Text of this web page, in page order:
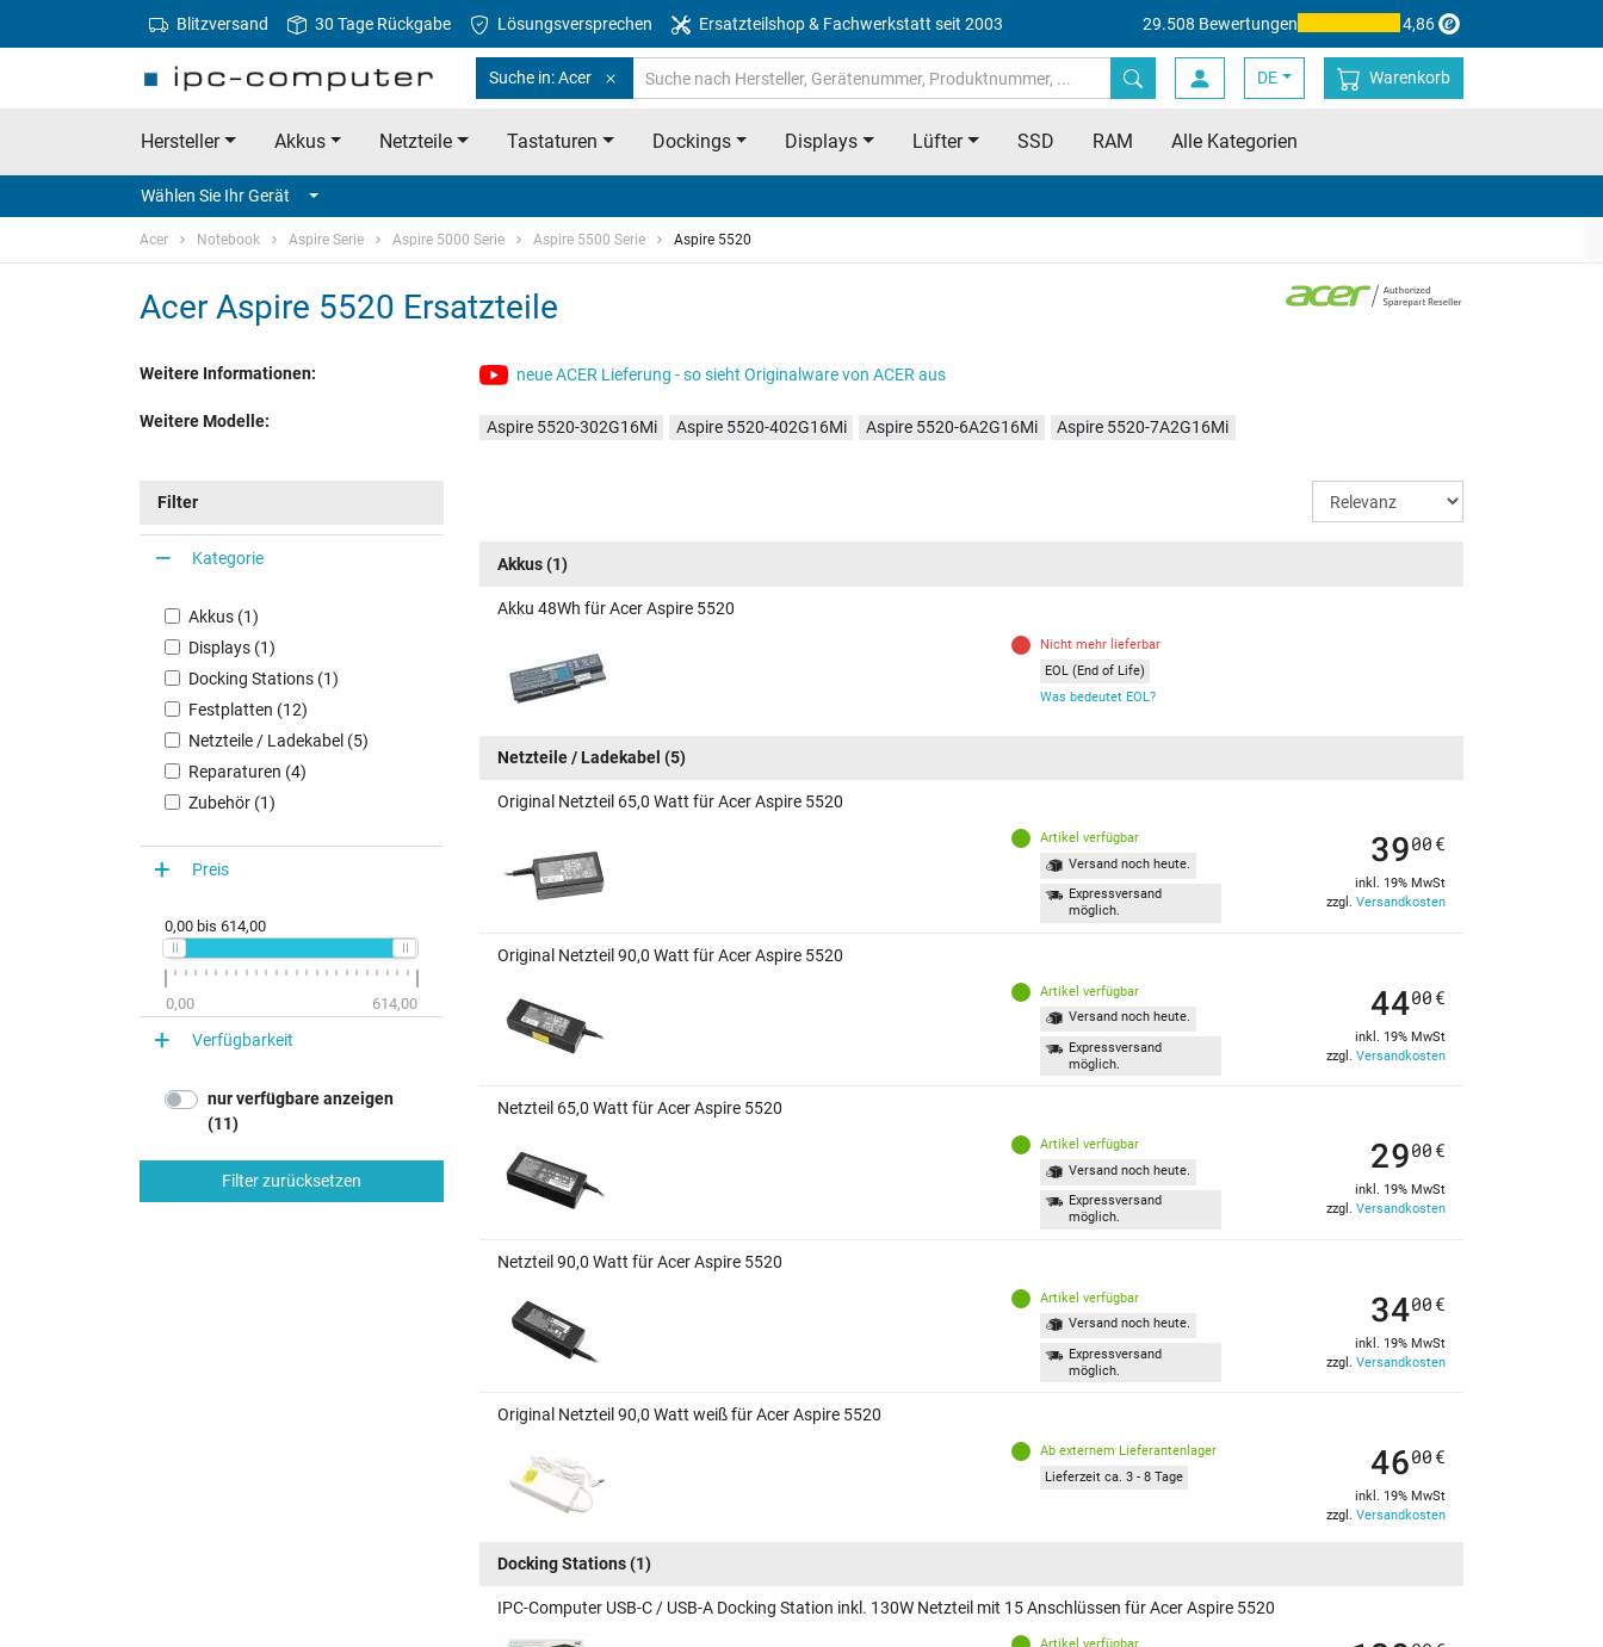
Blitzversand 30 Tage Rückgabe Lösungsversprechen Ersatzteilshop & Fachwerkstatt seit 2003 29.508 Bewertungen 4,86
Suche in: Acer DE Warenkorb
Hersteller Akkus Netzteile Tastaturen Dockings Displays Lüfter SSD RAM Alle Kategorien
Wählen Sie Ihr Gerät
Acer Notebook Aspire Serie Aspire 5000 Serie Aspire 5500 Serie Aspire 5520
Acer Aspire 5520 Ersatzteile
Weitere Informationen: neue ACER Lieferung - so sieht Originalware von ACER aus
Weitere Modelle: Aspire 5520-302G16Mi Aspire 5520-402G16Mi Aspire 5520-6A2G16Mi Aspire 5520-7A2G16Mi
Filter
Kategorie
Akkus (1)
Displays (1)
Docking Stations (1)
Festplatten (12)
Netzteile / Ladekabel (5)
Reparaturen (4)
Zubehör (1)
Preis
0,00 bis 614,00
0,00 614,00
Verfügbarkeit
nur verfügbare anzeigen
(11)
Filter zurücksetzen
Akkus(1)
Akku 48Wh für Acer Aspire 5520
Nicht mehr lieferbar
EOL (End of Life)
Was bedeutet EOL?
Netzteile / Ladekabel (5)
Original Netzteil 65,0 Watt für Acer Aspire 5520
Artikel verfügbar
Versand noch heute.
Expressversand
möglich.
3900 €
inkl. 19% MwSt
zzgl. Versandkosten
Original Netzteil 90,0 Watt für Acer Aspire 5520
Artikel verfügbar
Versand noch heute.
Expressversand
möglich.
4400 €
inkl. 19% MwSt
zzgl. Versandkosten
Netzteil 65,0 Watt für Acer Aspire 5520
Artikel verfügbar
Versand noch heute.
Expressversand
möglich.
2900 €
inkl. 19% MwSt
zzgl. Versandkosten
Netzteil 90,0 Watt für Acer Aspire 5520
Artikel verfügbar
Versand noch heute.
Expressversand
möglich.
3400 €
inkl. 19% MwSt
zzgl. Versandkosten
Original Netzteil 90,0 Watt weiß für Acer Aspire 5520
Ab externem Lieferantenlager
Lieferzeit ca. 3 - 8 Tage
4600 €
inkl. 19% MwSt
zzgl. Versandkosten
Docking Stations(1)
IPC-Computer USB-C / USB-A Docking Station inkl. 130W Netzteil mit 15 Anschlüssen für Acer Aspire 5520